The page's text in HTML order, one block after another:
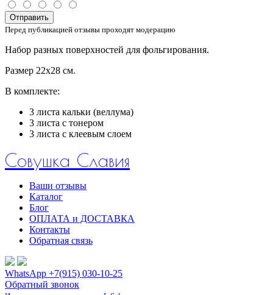
Отправить
Перед публикацией отзывы проходят модерацию
Набор разных поверхностей для фольгирования.
Размер 22х28 см.
В комплекте:
3 листа кальки (веллума)
3 листа с тонером
3 листа с клеевым слоем
Совушка Славия
Ваши отзывы
Каталог
Блог
ОПЛАТА и ДОСТАВКА
Контакты
Обратная связь
WhatsApp +7(915) 030-10-25
Обратный звонок